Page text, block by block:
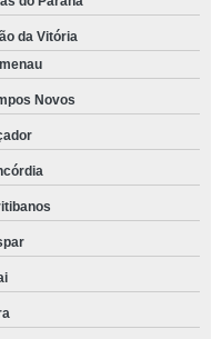
da Vitória
Novos